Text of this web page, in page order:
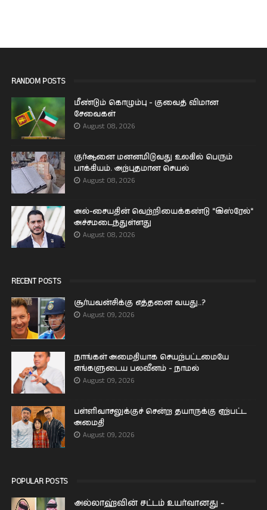
RANDOM POSTS
மீண்டும் கொழும்பு - குவைத் விமான
சேவைகள்
August 08, 2026
குர்ஆனை மனனமிடுவது உலகில் பெரும்
பாக்கியம். அற்புதமான செயல்
August 08, 2026
அல்-சையதின் வெற்றியைக்கண்டு "இஸ்ரேல்"
அச்சமடைந்துள்ளது
August 08, 2026
RECENT POSTS
சூர்யவன்சிக்கு எத்தனை வயது..?
August 09, 2026
நாங்கள் அமைதியாக செயற்பட்டமையே
எங்களுடைய பலவீனம் - நாமல்
August 09, 2026
பள்ளிவாசலுக்குச் சென்ற தயாருக்கு ஏற்பட்ட
அமைதி
August 09, 2026
POPULAR POSTS
அல்லாஹ்வின் சட்டம் உயர்வானது -